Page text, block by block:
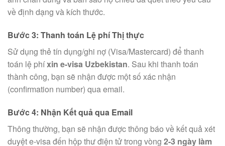
về định dạng và kích thước.
Bước 3: Thanh toán Lệ phí Thị thực
Sử dụng thẻ tín dụng/ghi nợ (Visa/Mastercard) để thanh
toán lệ phíxin e-visa Uzbekistan. Sau khi thanh toán
thành công, bạn sẽ nhận được một số xác nhận
(confirmation number) qua email.
Bước 4: Nhận Kết quả qua Email
Thông thường, bạn sẽ nhận được thông báo về kết quả xét
duyệt e-visa đến hộp thư điện tử trong vòng 2-3 ngày làm